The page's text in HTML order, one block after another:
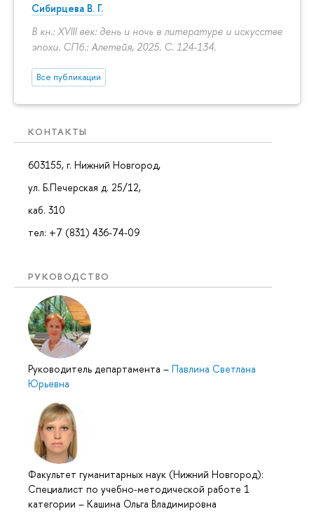
Сибирцева В. Г.
В кн.: XVIII век: день и ночь в литературе и искусстве
эпохи. СПб.: Алетейя, 2025. С. 124-134.
Все публикации
КОНТАКТЫ
603155, г. Нижний Новгород,
ул. Б.Печерская д. 25/12,
каб. 310
тел: +7 (831) 436-74-09
РУКОВОДСТВО
Руководитель департамента – Павлина Светлана
Юрьевна
Факультет гуманитарных наук (Нижний Новгород):
Специалист по учебно-методической работе 1
категории – Кашина Ольга Владимировна